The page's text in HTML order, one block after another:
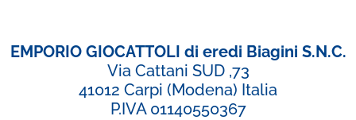
EMPORIO GIOCATTOLI di eredi Biagini S.N.C.
Via Cattani SUD ,73
41012 Carpi (Modena) Italia
P.IVA 01140550367